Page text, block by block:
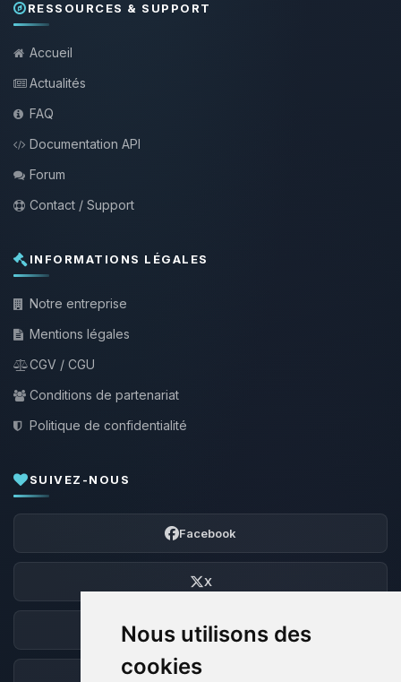
Nous utilisons des
cookies
RESSOURCES & SUPPORT
Accueil
Actualités
FAQ
Documentation API
Forum
Contact / Support
INFORMATIONS LÉGALES
Notre entreprise
Mentions légales
CGV / CGU
Conditions de partenariat
Politique de confidentialité
SUIVEZ-NOUS
Facebook
X
Discord
Forum